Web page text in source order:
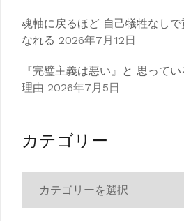
魂軸に戻るほど 自己犠牲なし
なれる 2026年7月12日
『完璧主義は悪い』と 思って
理由 2026年7月5日
カテゴリー
ゴ